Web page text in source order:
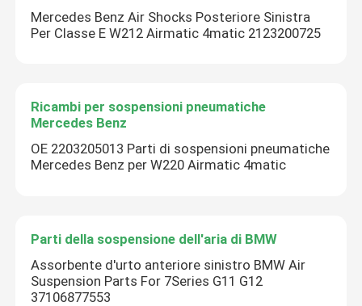
Mercedes Benz Air Shocks Posteriore Sinistra
Per Classe E W212 Airmatic 4matic 2123200725
Ricambi per sospensioni pneumatiche
Mercedes Benz
OE 2203205013 Parti di sospensioni pneumatiche
Mercedes Benz per W220 Airmatic 4matic
Parti della sospensione dell'aria di BMW
Assorbente d'urto anteriore sinistro BMW Air
Suspension Parts For 7Series G11 G12
37106877553